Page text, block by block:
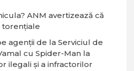
ANM avertizează că
torențiale
agenții de la Serviciul de
cu Spider-Man la
ilegali și a infractorilor